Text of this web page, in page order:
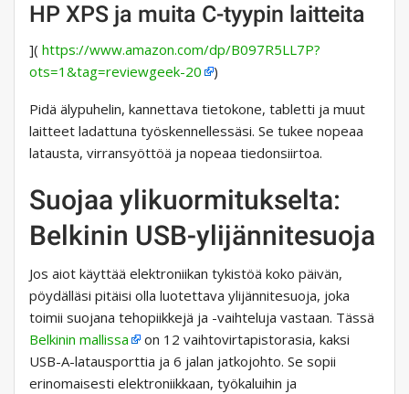
HP XPS ja muita C-tyypin laitteita
]( https://www.amazon.com/dp/B097R5LL7P?
ots=1&tag=reviewgeek-20
)
Pidä älypuhelin, kannettava tietokone, tabletti ja muut
laitteet ladattuna työskennellessäsi. Se tukee nopeaa
latausta, virransyöttöä ja nopeaa tiedonsiirtoa.
Suojaa ylikuormitukselta:
Belkinin USB-ylijännitesuoja
Jos aiot käyttää elektroniikan tykistöä koko päivän,
pöydälläsi pitäisi olla luotettava ylijännitesuoja, joka
toimii suojana tehopiikkejä ja -vaihteluja vastaan. Tässä
Belkinin mallissa
on 12 vaihtovirtapistorasia, kaksi
USB-A-latausporttia ja 6 jalan jatkojohto. Se sopii
erinomaisesti elektroniikkaan, työkaluihin ja